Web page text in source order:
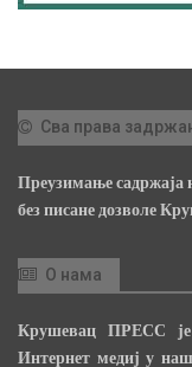
Сва права
Преузимање садржаја
без писане дозволе
О нама
Крушевац ПРЕСС је
Интернет медиј у